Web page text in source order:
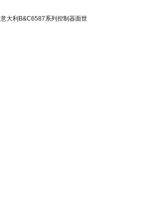
意大利B&C6587系列控制器面世